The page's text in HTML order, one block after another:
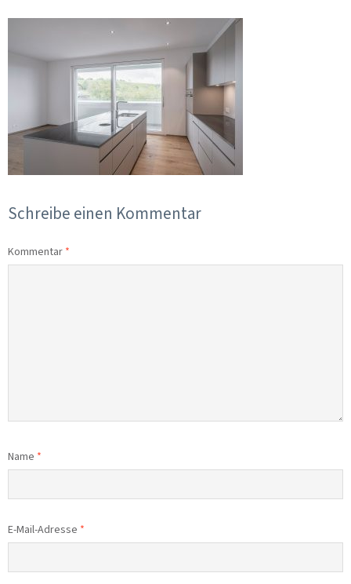
Schreibe einen Kommentar
Kommentar *
Name *
E-Mail-Adresse *